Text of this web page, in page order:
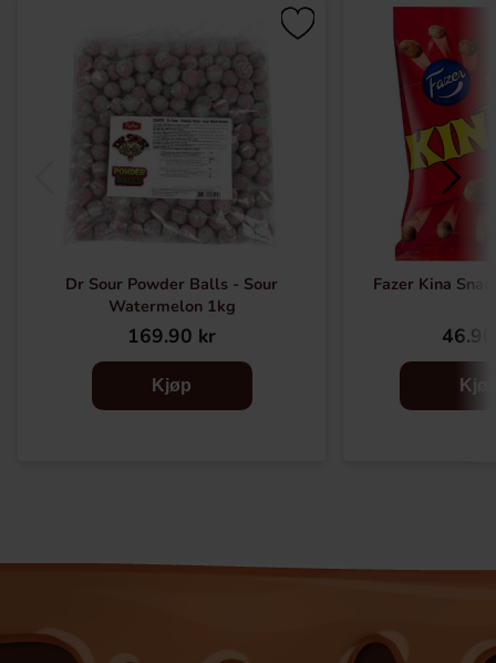
Dr Sour Powder Balls - Sour
Watermelon 1kg
169.90 kr
Kjøp
Fazer Kina